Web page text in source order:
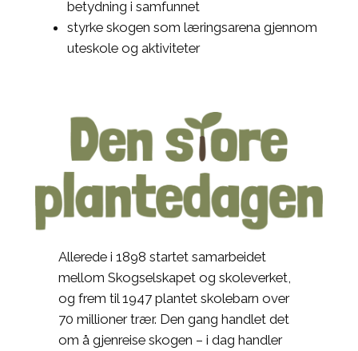
betydning i samfunnet
styrke skogen som læringsarena gjennom
uteskole og aktiviteter
Allerede i 1898 startet samarbeidet
mellom Skogselskapet og skoleverket,
og frem til 1947 plantet skolebarn over
70 milli­oner trær. Den gang handlet det
om å gjenreise skogen – i dag handler